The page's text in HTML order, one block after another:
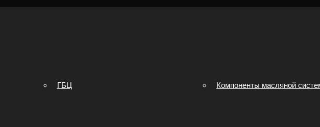
ГБЦ Компоненты масляной